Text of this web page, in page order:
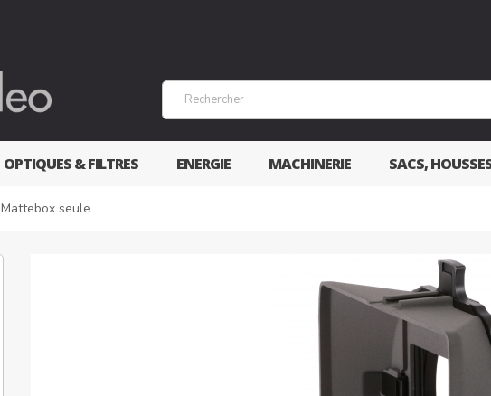
OPTIQUES & FILTRES ENERGIE MACHINERIE SACS,
Mattebox seule